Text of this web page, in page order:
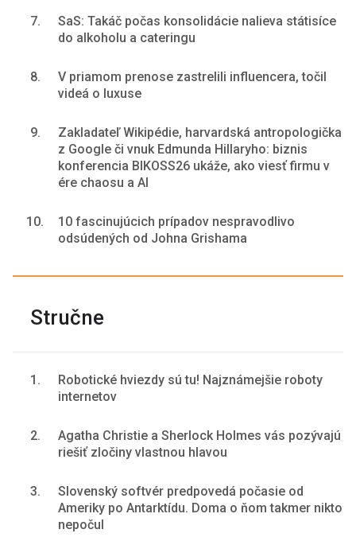
7.
SaS: Takáč počas konsolidácie nalieva státisíce
do alkoholu a cateringu
8.
V priamom prenose zastrelili influencera, točil
videá o luxuse
9.
Zakladateľ Wikipédie, harvardská antropologička
z Google či vnuk Edmunda Hillaryho: biznis
konferencia BIKOSS26 ukáže, ako viesť firmu v
ére chaosu a AI
10.
10 fascinujúcich prípadov nespravodlivo
odsúdených od Johna Grishama
Stručne
1.
Robotické hviezdy sú tu! Najznámejšie roboty
internetov
2.
Agatha Christie a Sherlock Holmes vás pozývajú
riešiť zločiny vlastnou hlavou
3.
Slovenský softvér predpovedá počasie od
Ameriky po Antarktídu. Doma o ňom takmer nikto
nepočul